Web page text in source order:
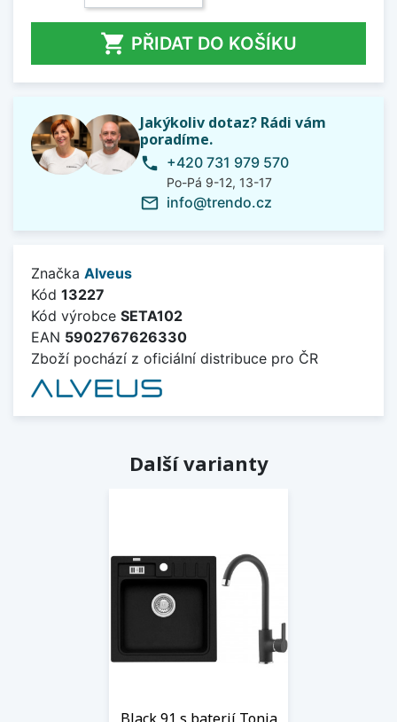
 PŘIDAT DO KOŠÍKU
Jakýkoliv dotaz? Rádi vám
poradíme.
phone +420 731 979 570
Po-Pá 9-12, 13-17
mail_outline info@trendo.cz
Značka Alveus
Kód 13227
Kód výrobce SETA102
EAN 5902767626330
Zboží pochází z oficiální distribuce pro ČR
Další varianty